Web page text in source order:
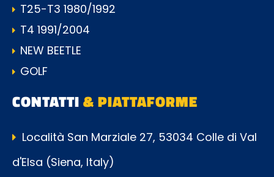
T25-T3 1980/1992
T4 1991/2004
NEW BEETLE
GOLF
CONTATTI& PIATTAFORME
Località San Marziale 27, 53034 Colle di Val
d'Elsa (Siena, Italy)